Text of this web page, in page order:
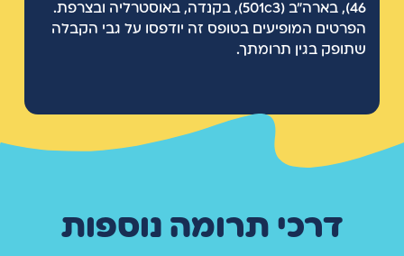
46), בארה"ב (501c3), בקנדה, באוסטרליה ובצרפת.
הפרטים המופיעים בטופס זה יודפסו על גבי הקבלה
שתופק בגין תרומתך.
דרכי תרומה נוספות